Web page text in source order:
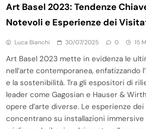
Art Basel 2023: Tendenze
Notevoli e Esperienze dei
Luca Bianchi 30/07/2025 0 15
Art Basel 2023 mette in evidenza le
nell’arte contemporanea, enfatizzando
e la sostenibilità. Tra gli espositori di
leader come Gagosian e Hauser &
opere d’arte diverse. Le esperienze
concentrano su installazioni